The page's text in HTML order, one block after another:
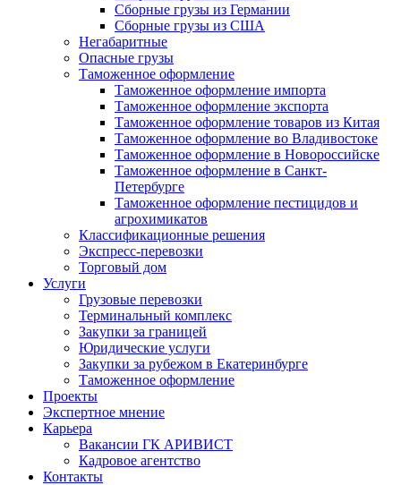
Сборные грузы из Германии
Сборные грузы из США
Негабаритные
Опасные грузы
Таможенное оформление
Таможенное оформление импорта
Таможенное оформление экспорта
Таможенное оформление товаров из Китая
Таможенное оформление во Владивостоке
Таможенное оформление в Новороссийске
Таможенное оформление в Санкт-
Петербурге
Таможенное оформление пестицидов и
агрохимикатов
Классификационные решения
Экспресс-перевозки
Торговый дом
Услуги
Грузовые перевозки
Терминальный комплекс
Закупки за границей
Юридические услуги
Закупки за рубежом в Екатеринбурге
Таможенное оформление
Проекты
Экспертное мнение
Карьера
Вакансии ГК АРИВИСТ
Кадровое агентство
Контакты